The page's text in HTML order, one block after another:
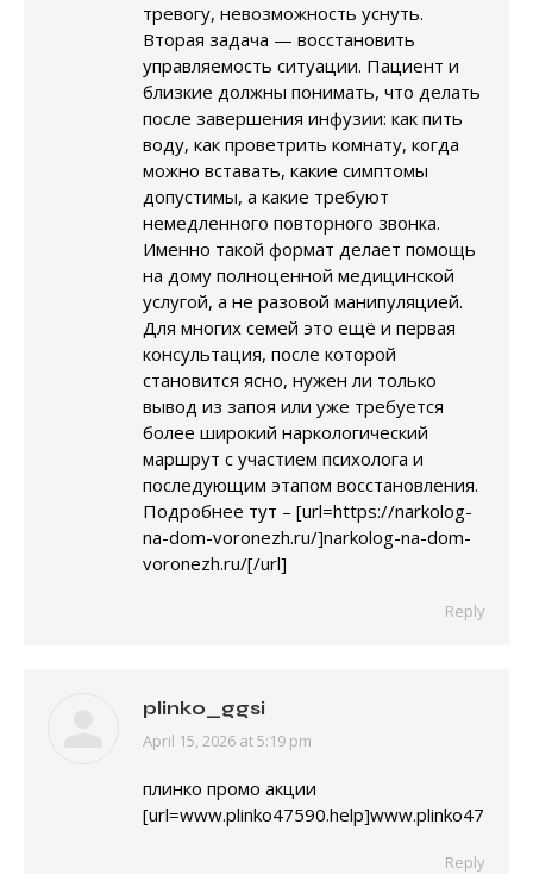
тревогу, невозможность уснуть.
Вторая задача — восстановить
управляемость ситуации. Пациент и
близкие должны понимать, что делать
после завершения инфузии: как пить
воду, как проветрить комнату, когда
можно вставать, какие симптомы
допустимы, а какие требуют
немедленного повторного звонка.
Именно такой формат делает помощь
на дому полноценной медицинской
услугой, а не разовой манипуляцией.
Для многих семей это ещё и первая
консультация, после которой
становится ясно, нужен ли только
вывод из запоя или уже требуется
более широкий наркологический
маршрут с участием психолога и
последующим этапом восстановления.
Подробнее тут – [url=https://narkolog-
na-dom-voronezh.ru/]narkolog-na-dom-
voronezh.ru/[/url]
Reply
plinko_ggsi
says:
April 15, 2026 at 5:19 pm
плинко промо акции
Reply